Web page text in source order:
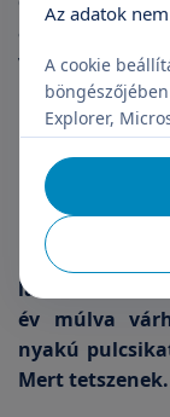
ajánlott
vagy könnyen
megtörténik
kontrollra
plasztikai
Nincs
Már pár
látsz a
év múlva
nyakú
Mert
Az adatok
A cookie
Explorer,